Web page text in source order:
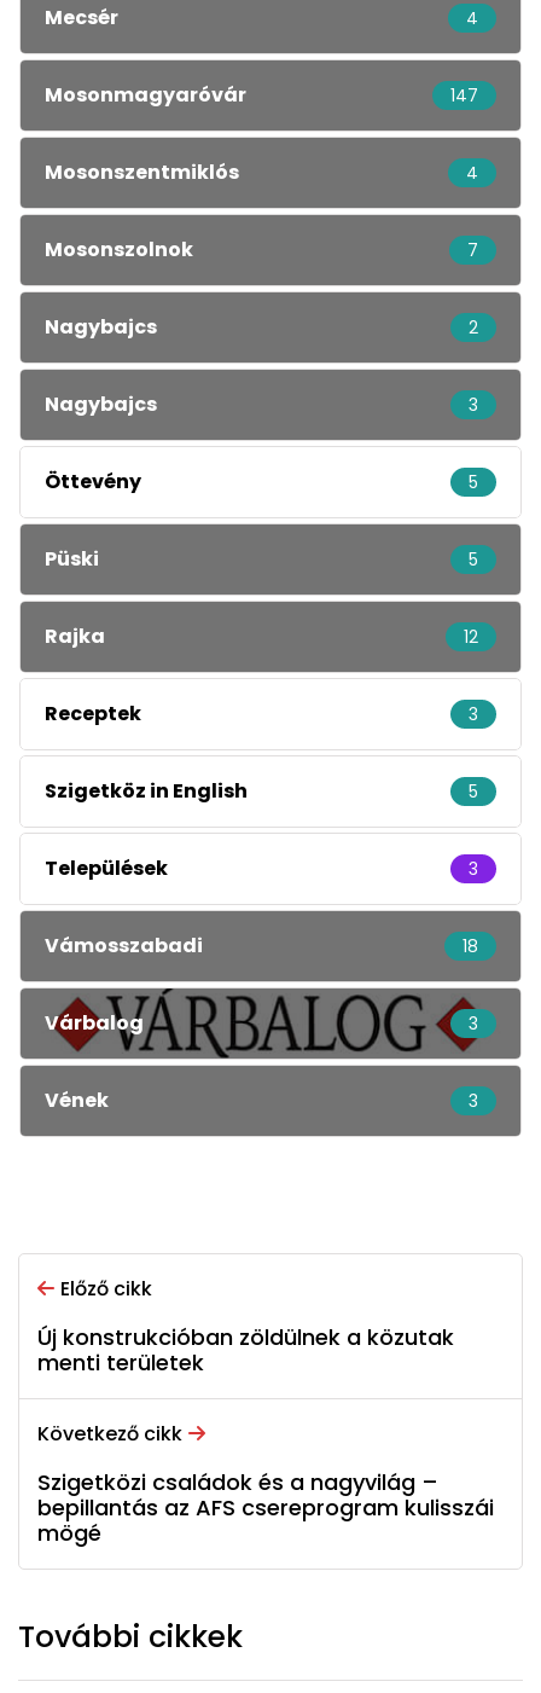
Mecsér 4
Mosonmagyaróvár 147
Mosonszentmiklós 4
Mosonszolnok 7
Nagybajcs 2
Nagybajcs 3
Öttevény 5
Püski 5
Rajka 12
Receptek 3
Szigetköz in English 5
Települések 3
Vámosszabadi 18
Várbalog 3
Vének 3
Előző cikk
Új konstrukcióban zöldülnek a közutak
menti területek
Következő cikk
Szigetközi családok és a nagyvilág –
bepillantás az AFS csereprogram kulisszái
mögé
További cikkek